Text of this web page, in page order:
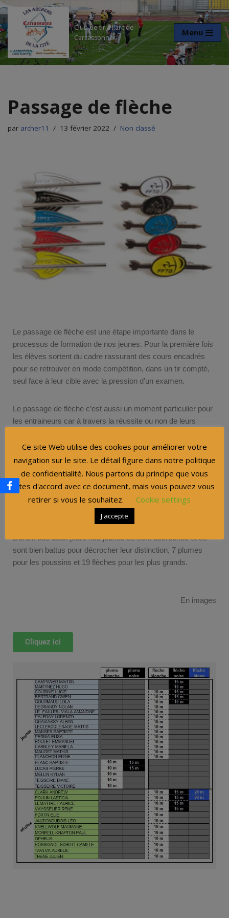
contenu
Club de tir à l'arc de
Carcassonne
Menu
Passage de flèche
par archer11 13 février 2022 Non classé
Le passage de flèche est une étape importante dans le
processus de formation de nos jeunes. Pour la première fois
les élèves sortent du cadre rassurant des cours encadrés
pour se retrouver en mode compétition, dans un tir compté,
seul face à leur cible avec la pression d’un examen.
Le passage de flèche c’est aussi un moment particulier pour
les entraineurs car à travers la réussite ou non de leurs
mis dans leur travail qui sera évalué.
Après nos 12 adultes débutants en novembre dernier, c’était
donc passage de flèche pour 27 jeunes de l’école de tir.
L’épreuve, car cela en était une pour certains, s’est déroulée
Durant ces deux jours nos jeunes se sont accrochés et se
sont bien battus pour décrocher leur distinction, 7 plumes
pour les poussins et 19 flèches pour les plus grands.
En images
Cliquez ici
Ce site Web utilise des cookies pour améliorer votre
navigation sur le site. Le détail figure dans notre politique
de confidentialité. Nous partons du principe que vous
êtes d'accord avec ce document, mais vous pouvez vous
retirer si vous le souhaitez.
Cookie settings
J'accepte